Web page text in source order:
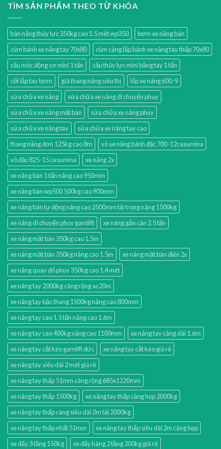
TÌM SẢN PHẨM THEO TỪ KHÓA
bàn nâng thủy lực 350kg cao 1.5 mét wp350
bơm xe nâng bàn
cùm bánh xe nâng tay 70x80
cùm càng lắp bánh xe nâng tay thấp 70x80
cẩu móc động cơ mini 1 tấn
cẩu thủy lực mini bằng tay 1 tấn
cốt lắp tay bơm
giá thang nâng siêu thị
lốp xe nâng 600-9
sửa chữa xe nâng
sửa chữa xe nâng di chuyển phuy
sửa chữa xe nâng mặt bàn
sửa chữa xe nâng phuy
sửa chữa xe nâng tay
sửa chữa xe nâng tay cao
thang nâng đơn 125kg cao 8m
vỏ xe nâng bánh đặc 700-12casumina
vỏ đặc 825-15 casumina
xe nâng 2x
xe nâng bàn 1 tấn nâng cao 950mm
xe nâng bàn wp500 500kg cao 900mm
xe nâng bán tự động nâng cao 2500mm tải trọng nâng 1500kg
xe nâng di chuyển phuy gamlift
xe nâng gắn cân 2.5 tấn
xe nâng mặt bàn 350kg cao 1.5m
xe nâng mặt bàn 350kg nâng cao 1.5m
xe nâng mặt bàn điện 2x
xe nâng quay đổ phuy 350kg cao 1.4 mét
xe nâng tay 2000kg càng rộng ac20m
xe nâng tay bậc thang 1500kg nâng cao 800mm
xe nâng tay cao 1.5 tấn nâng cao 1.6m
xe nâng tay cao 400kg nâng cao 1100mm
xe nâng tay càng dài 1.6m
xe nâng tay cắt kéo gamlift đức
xe nâng tay cắt kéo giá rẻ
xe nâng tay siêu dài 2 mét giá rẻ
xe nâng tay thấp 51mm càng rộng 685x1220mm
xe nâng tay thấp 1500kg
xe nâng tay thấp càng hẹp 2000kg
xe nâng tay thấp càng siêu dài 2m tải 2000kg
xe nâng tay thấp nhất 51mm
xe nâng tay thấp siêu dài 2m càng hẹp
xe đẩy 3 tầng 150kg
xe đẩy hàng 2 tầng 200kg giá rẻ